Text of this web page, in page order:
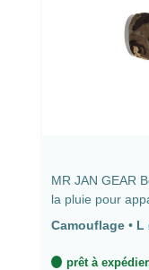
MR JAN GEAR
la pluie pour
⌀ 18 cm,
Camouflage •
prêt à